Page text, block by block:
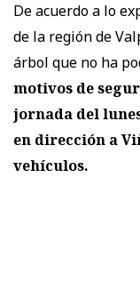
De acuerdo a lo
de la región de
árbol que no ha
motivos de
jornada del
en dirección a
vehículos.